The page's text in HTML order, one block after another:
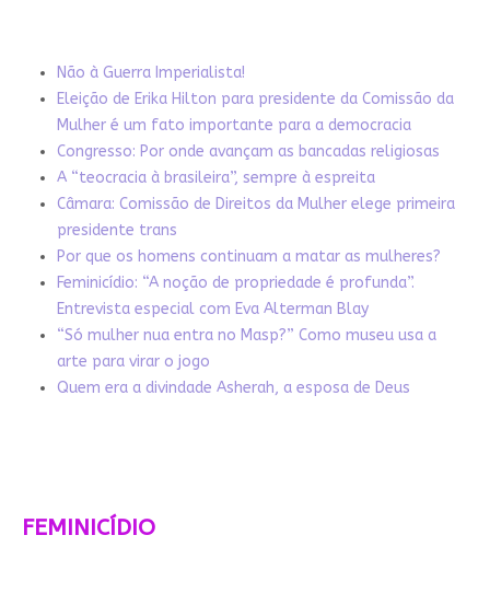
Não à Guerra Imperialista!
Eleição de Erika Hilton para presidente da Comissão da
Mulher é um fato importante para a democracia
Congresso: Por onde avançam as bancadas religiosas
A “teocracia à brasileira”, sempre à espreita
Câmara: Comissão de Direitos da Mulher elege primeira
presidente trans
Por que os homens continuam a matar as mulheres?
Feminicídio: “A noção de propriedade é profunda”.
Entrevista especial com Eva Alterman Blay
“Só mulher nua entra no Masp?” Como museu usa a
arte para virar o jogo
Quem era a divindade Asherah, a esposa de Deus
FEMINICÍDIO